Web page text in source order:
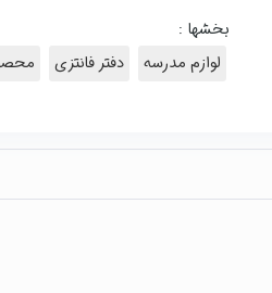
بخشها :
لوازم مدرسه
دفتر فانتزی